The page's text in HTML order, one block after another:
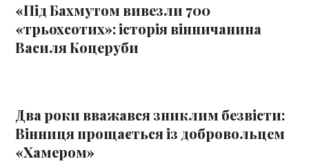
«Під Бахмутом вивезли 700
«трьохсотих»: історія вінничанина
Василя Коцеруби
Два роки вважався зниклим безвісти:
Вінниця прощається із добровольцем
«Хамером»